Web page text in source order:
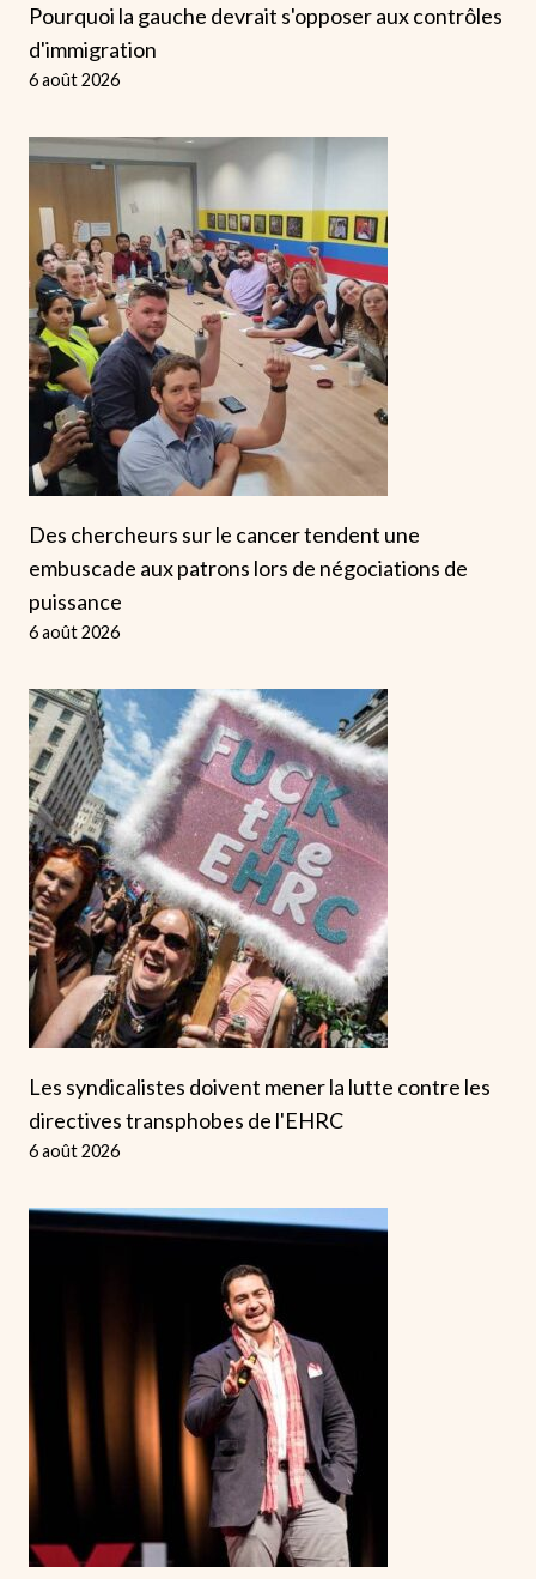
Pourquoi la gauche devrait s'opposer aux contrôles
d'immigration
6 août 2026
Des chercheurs sur le cancer tendent une
embuscade aux patrons lors de négociations de
puissance
6 août 2026
Les syndicalistes doivent mener la lutte contre les
directives transphobes de l'EHRC
6 août 2026